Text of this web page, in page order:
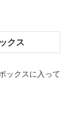
クス
ックスに入って